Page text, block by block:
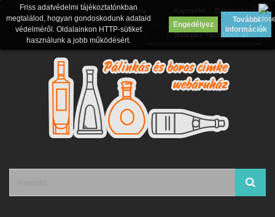
Bejelentkezés
Blog
Belépés Facebook-al
Friss adatvédelmi tájékoztatónkban
megtalálod, hogyan gondoskodunk adataid
védelméről. Oldalainkon HTTP-sütiket
használunk a jobb működésért.
Engedélyez
További
információk